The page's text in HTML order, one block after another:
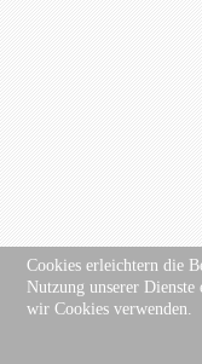
Cookies erleichtern die
Nutzung unserer Dienste
wir Cookies verwenden.